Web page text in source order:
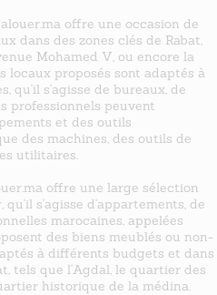
offre une occasion de
dans des zones clés de Rabat,
Mohamed V, ou encore la
locaux proposés sont adaptés à
qu'il s'agisse de bureaux, de
professionnels peuvent
et des outils
des machines, des outils de
utilitaires.
offre une large sélection
s'agisse d'appartements, de
marocaines, appelées
des biens meublés ou non-
à différents budgets et dans
tels que l'Agdal, le quartier des
historique de la médina.